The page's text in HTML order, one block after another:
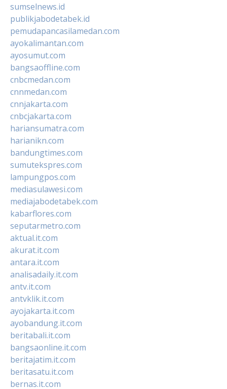
sumselnews.id
publikjabodetabek.id
pemudapancasilamedan.com
ayokalimantan.com
ayosumut.com
bangsaoffline.com
cnbcmedan.com
cnnmedan.com
cnnjakarta.com
cnbcjakarta.com
hariansumatra.com
harianikn.com
bandungtimes.com
sumutekspres.com
lampungpos.com
mediasulawesi.com
mediajabodetabek.com
kabarflores.com
seputarmetro.com
aktual.it.com
akurat.it.com
antara.it.com
analisadaily.it.com
antv.it.com
antvklik.it.com
ayojakarta.it.com
ayobandung.it.com
beritabali.it.com
bangsaonline.it.com
beritajatim.it.com
beritasatu.it.com
bernas.it.com